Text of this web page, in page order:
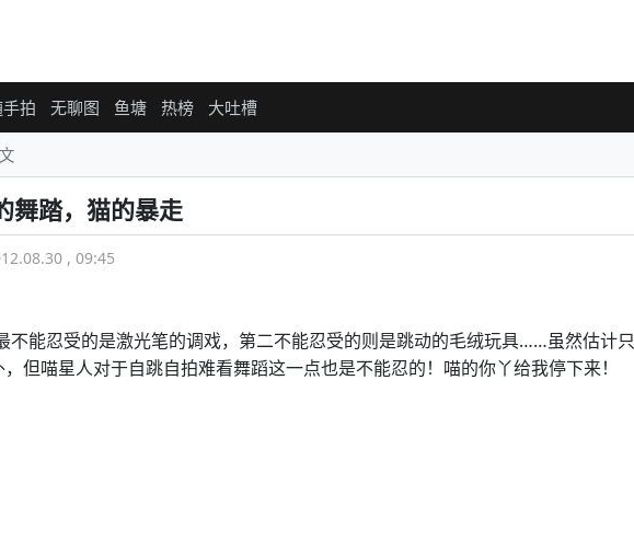
拍 无聊图 鱼塘 热榜 大吐槽
舞踏，猫的暴走
, 09:45
不能忍受的是激光笔的调戏，第二不能忍受的则是跳动的毛绒玩具……虽然估计只
但喵星人对于自跳自拍难看舞蹈这一点也是不能忍的！喵的你丫给我停下来！